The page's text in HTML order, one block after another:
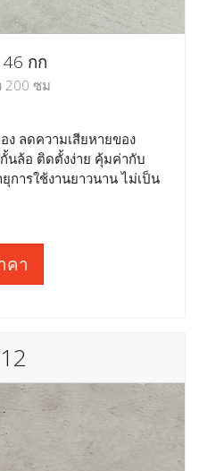
กก
200 ซม
ลดความเสียหายของ
นล้อ ติดตั้งง่าย คุ้มค่ากับ
การใช้งานยาวนาน ไม่เป็น
คา